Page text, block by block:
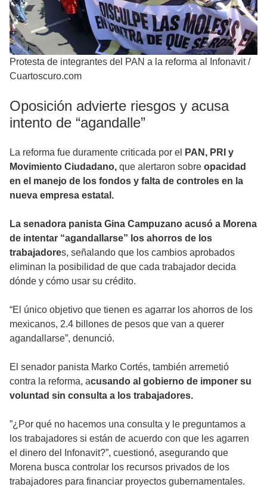
Protesta de integrantes del PAN a la reforma al Infonavit/
Cuartoscuro.com
Oposición advierte riesgos y acusa
intento de “agandalle”
La reforma fue duramente criticada por el
PAN, PRI y
Movimiento Ciudadano, que alertaron sobre opacidad
en el manejo de los fondos y falta de controles en la
nueva empresa estatal.
La senadora panista Gina Campuzano acusó a Morena
de intentar “agandallarse” los ahorros de los
trabajadores, señalando que los cambios aprobados
eliminan la posibilidad de que cada trabajador decida
dónde y cómo usar su crédito.
“El único objetivo que tienen es agarrar los ahorros de los
mexicanos, 2.4 billones de pesos que van a querer
agandallarse”, denunció.
El senador panista Marko Cortés, también arremetió
contra la reforma, acusando al gobierno de imponer su
voluntad sin consulta a los trabajadores.
”¿Por qué no hacemos una consulta y le preguntamos a
los trabajadores si están de acuerdo con que les agarren
el dinero del Infonavit?”, cuestionó, asegurando que
Morena busca controlar los recursos privados de los
trabajadores para financiar proyectos gubernamentales.